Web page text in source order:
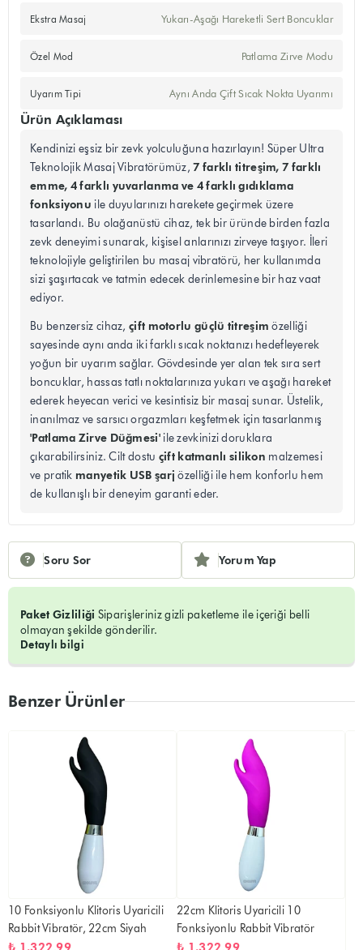
Soru Sor Yorum Yap
Paket Gizliliği Siparişleriniz gizli paketleme ile içeriği belli
olmayan şekilde gönderilir.
Detaylı bilgi
Ekstra Masaj Yukarı-Aşağı Hareketli Sert Boncuklar
Özel Mod Patlama Zirve Modu
Uyarım Tipi Aynı Anda Çift Sıcak Nokta Uyarımı
Ürün Açıklaması
Kendinizi eşsiz bir zevk yolculuğuna hazırlayın! Süper Ultra
Teknolojik Masaj Vibratörümüz,7 farklı titreşim, 7 farklı
emme, 4 farklı yuvarlanma ve 4 farklı gıdıklama
fonksiyonu ile duyularınızı harekete geçirmek üzere
tasarlandı. Bu olağanüstü cihaz, tek bir üründe birden fazla
zevk deneyimi sunarak, kişisel anlarınızı zirveye taşıyor. İleri
teknolojiyle geliştirilen bu masaj vibratörü, her kullanımda
sizi şaşırtacak ve tatmin edecek derinlemesine bir haz vaat
ediyor.
Bu benzersiz cihaz, çift motorlu güçlü titreşim özelliği
sayesinde aynı anda iki farklı sıcak noktanızı hedefleyerek
yoğun bir uyarım sağlar. Gövdesinde yer alan tek sıra sert
boncuklar, hassas tatlı noktalarınıza yukarı ve aşağı hareket
ederek heyecan verici ve kesintisiz bir masaj sunar. Üstelik,
inanılmaz ve sarsıcı orgazmları keşfetmek için tasarlanmış
'Patlama Zirve Düğmesi'ile zevkinizi doruklara
çıkarabilirsiniz. Cilt dostu çift katmanlı silikon malzemesi
ve pratik manyetik USB şarj özelliği ile hem konforlu hem
de kullanışlı bir deneyim garanti eder.
Benzer Ürünler
10 Fonksiyonlu Klitoris Uyaricili
Rabbit Vibratör, 22cm Siyah
22cm Klitoris Uyaricili 10
Fonksiyonlu Rabbit Vibratör